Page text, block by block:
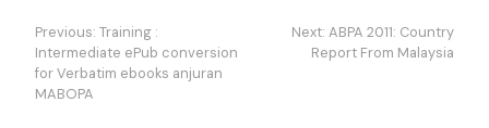
Post
navigation
Previous: Training :
Intermediate ePub conversion
for Verbatim ebooks anjuran
MABOPA
Next: ABPA 2011: Country
Report From Malaysia